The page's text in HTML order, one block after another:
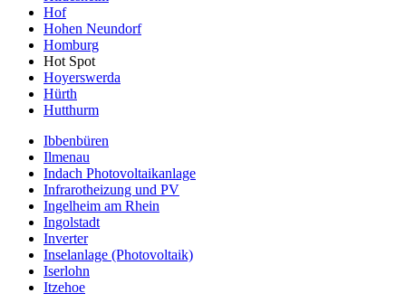
Hof
Hohen Neundorf
Homburg
Hot Spot
Hoyerswerda
Hürth
Hutthurm
Ibbenbüren
Ilmenau
Indach Photovoltaikanlage
Infrarotheizung und PV
Ingelheim am Rhein
Ingolstadt
Inverter
Inselanlage (Photovoltaik)
Iserlohn
Itzehoe